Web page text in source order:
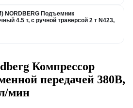
NORDBERG Подъемник
4.5 т, с ручной траверсой 2 т N423,
Компрессор
передачей 380В,
мин